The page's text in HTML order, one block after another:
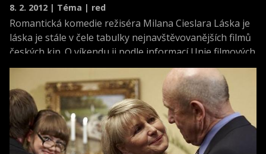
8. 2. 2012 | Téma | red
Romantická komedie režiséra Milana Cieslara Láska je
láska je stále v čele tabulky nejnavštěvovanějších filmů
českých kin. O víkendu ji podle informací Unie filmových
distributorů zhlédlo dalších 25.227 diváků; celkem jich
má na kontě přes 137.000.